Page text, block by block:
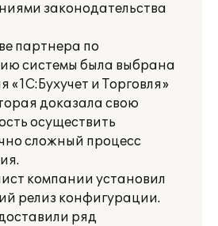
законодательства
партнера по
системы была выбрана
«1С:Бухучет и Торговля»
доказала свою
осуществить
сложный процесс
компании установил
релиз конфигурации.
ряд